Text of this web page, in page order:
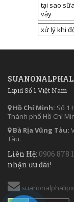
tại sao
vậy
xử lý khi
Lipid Số 1 Việt Nam
Hồ Chí Minh: Số 1
Thành phố Hồ Chí
Bà Rịa Vũng Tàu:
Tàu.
Liên Hệ: 0906 878
nhận ưu đãi!